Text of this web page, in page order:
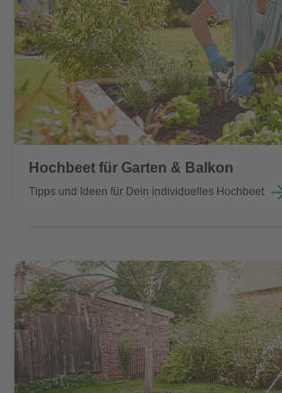
Hochbeet für Garten & Balkon
Tipps und Ideen für Dein individuelles Hochbeet